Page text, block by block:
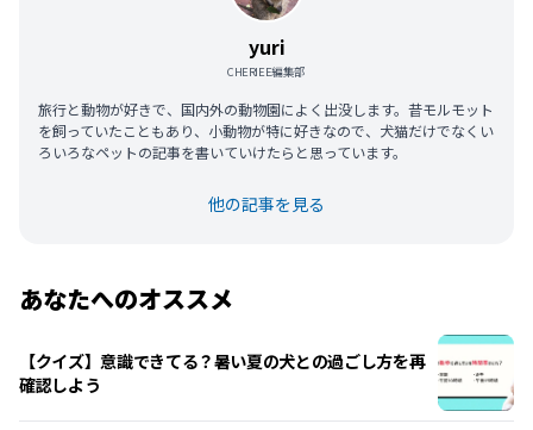
yuri
CHERIEE編集部
旅行と動物が好きで、国内外の動物園によく出没します。昔モルモット
を飼っていたこともあり、小動物が特に好きなので、犬猫だけでなくい
ろいろなペットの記事を書いていけたらと思っています。
他の記事を見る
あなたへのオススメ
【クイズ】意識できてる？暑い夏の犬との過ごし方を再
確認しよう